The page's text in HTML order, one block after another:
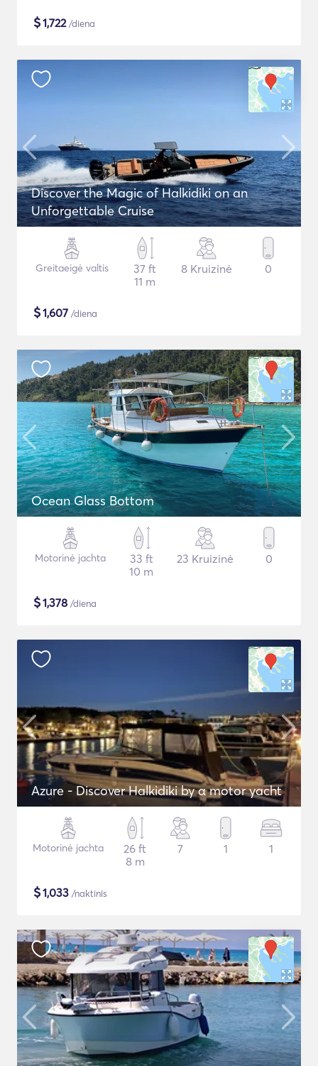
$1,722/diena
Discover the Magic of Halkidiki on an
Unforgettable Cruise
Greitaeigė valtis
37 ft
11 m
8 Kruizinė 0
$1,607 /diena
Ocean Glass Bottom
Motorinė jachta
33 ft
10 m
23 Kruizinė 0
$1,378 /diena
Azure - Discover Halkidiki by α motor yacht
Motorinė jachta
26 ft
8 m
7 1 1
$1,033 /naktinis